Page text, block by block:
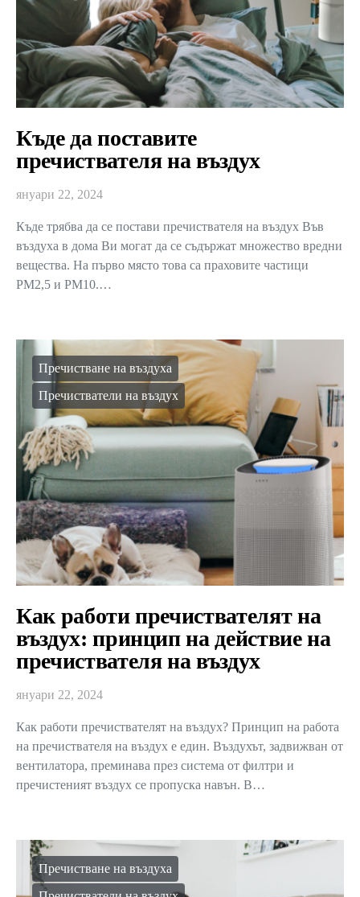
Къде да поставите
пречиствателя на въздух
януари 22, 2024
Къде трябва да се постави пречиствателя на въздух Във
въздуха в дома Ви могат да се съдържат множество вредни
вещества. На първо място това са праховите частици
PM2,5 и PM10.…
Пречистване на въздуха
Пречистватели на въздух
Как работи пречиствателят на
въздух: принцип на действие на
пречиствателя на въздух
януари 22, 2024
Как работи пречиствателят на въздух? Принцип на работа
на пречиствателя на въздух е един. Въздухът, задвижван от
вентилатора, преминава през система от филтри и
пречистеният въздух се пропуска навън. В…
Пречистване на въздуха